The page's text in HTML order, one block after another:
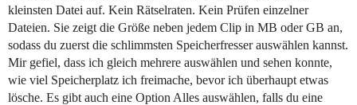
kleinsten Datei auf. Kein Rätselraten. Kein Prüfen einzelner
Dateien. Sie zeigt die Größe neben jedem Clip in MB oder GB an,
sodass du zuerst die schlimmsten Speicherfresser auswählen kannst.
Mir gefiel, dass ich gleich mehrere auswählen und sehen konnte,
wie viel Speicherplatz ich freimache, bevor ich überhaupt etwas
lösche. Es gibt auch eine Option Alles auswählen, falls du eine